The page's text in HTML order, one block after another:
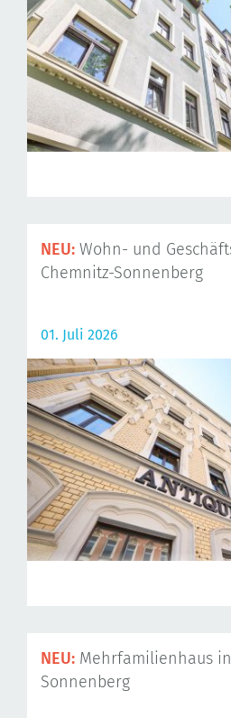
NEU: Wohn- und
Chemnitz-Sonnenberg
01. Juli 2026
NEU: Mehrfamilienhaus
Sonnenberg